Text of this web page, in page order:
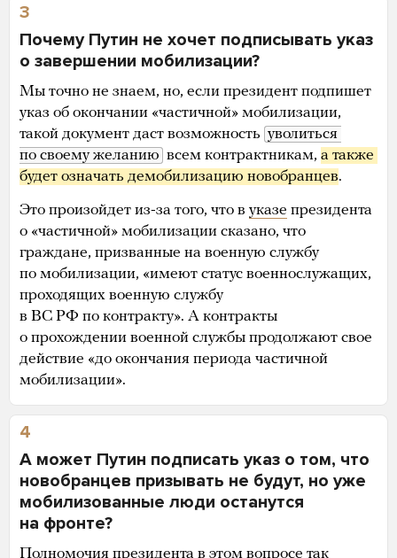
3
Почему Путин не хочет подписывать указ
о завершении мобилизации?
Мы точно не знаем, но, если президент подпишет
указ об окончании «частичной» мобилизации,
такой документ даст возможность уволиться
по своему желанию всем контрактникам, а также
будет означать демобилизацию новобранцев.
Это произойдет из-за того, что в указе президента
о «частичной» мобилизации сказано, что
граждане, призванные на военную службу
по мобилизации, «имеют статус военнослужащих,
проходящих военную службу
в ВС РФ по контракту». А контракты
о прохождении военной службы продолжают свое
действие «до окончания периода частичной
мобилизации».
4
А может Путин подписать указ о том, что
новобранцев призывать не будут, но уже
мобилизованные люди останутся
на фронте?
Полномочия президента в этом вопросе так